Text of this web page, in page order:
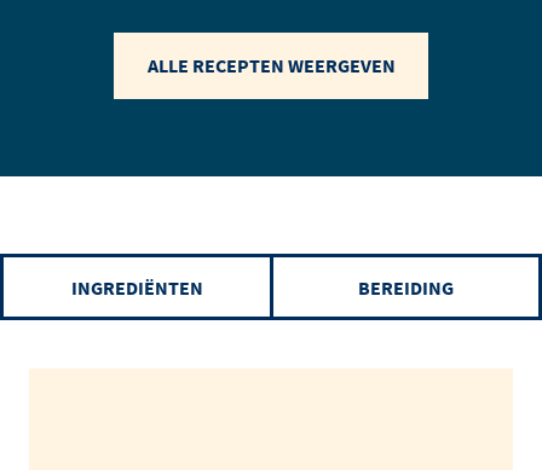
ALLE RECEPTEN WEERGEVEN
INGREDIËNTEN BEREIDING